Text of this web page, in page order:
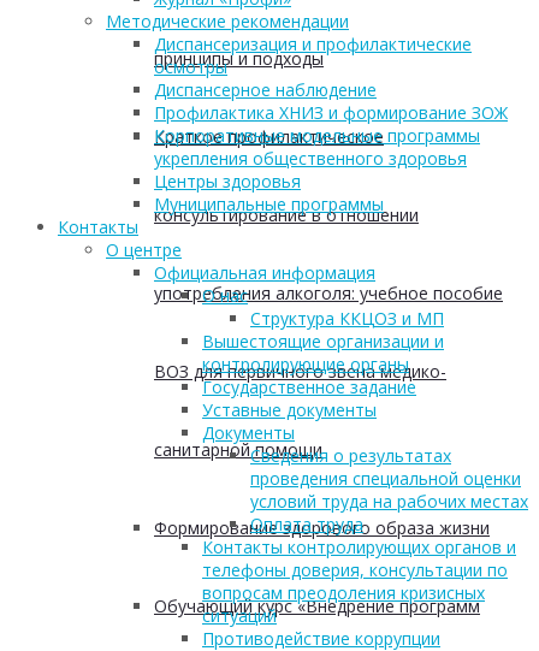
принципы и подходы
Краткое профилактическое
консультирование в отношении
употребления алкоголя: учебное пособие
ВОЗ для первичного звена медико-
санитарной помощи
Формирование здорового образа жизни
Обучающий курс «Внедрение программ
Методические рекомендации
Диспансеризация и профилактические
осмотры
Диспансерное наблюдение
Профилактика ХНИЗ и формирование ЗОЖ
Корпоративные модельные программы
укрепления общественного здоровья
Центры здоровья
Муниципальные программы
Контакты
О центре
Официальная информация
О нас
Структура ККЦОЗ и МП
Вышестоящие организации и
контролирующие органы
Государственное задание
Уставные документы
Документы
Сведения о результатах
проведения специальной оценки
условий труда на рабочих местах
Оплата труда
Контакты контролирующих органов и
телефоны доверия, консультации по
вопросам преодоления кризисных
ситуаций
Противодействие коррупции